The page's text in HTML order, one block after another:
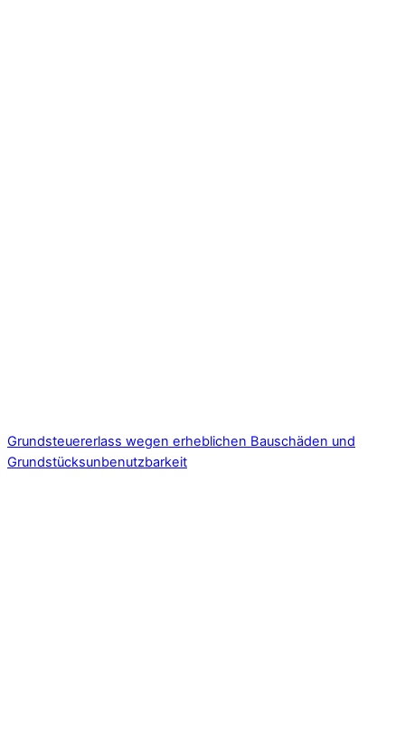
Grundsteuererlass wegen erheblichen Bauschäden und
Grundstücksunbenutzbarkeit